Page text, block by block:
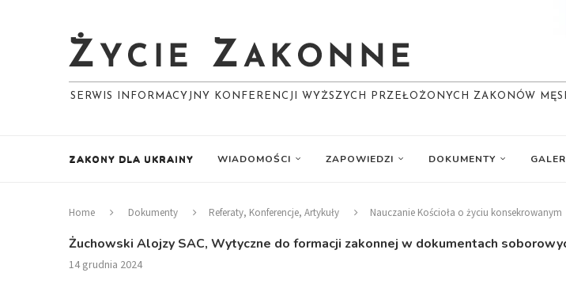
SERWIS INFORMACYJNY KONFERENCJI WYŻSZYCH PRZEŁOŻONYCH ZAKONÓW
ZAKONY DLA UKRAINY WIADOMOŚCI ZAPOWIEDZI DOKUMENTY
Home Dokumenty Referaty, Konferencje, Artykuły Nauczanie Kościoła o życiu konsekrowanym
Żuchowski Alojzy SAC, Wytyczne do formacji zakonnej w dokumentach
14 grudnia 2024